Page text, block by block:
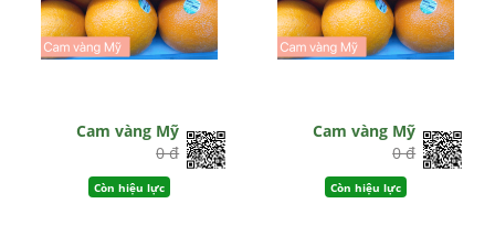
Cam vàng Mỹ
0 đ
Còn hiệu lực
Cam vàng Mỹ
0 đ
Còn hiệu lực